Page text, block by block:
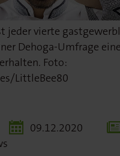
jeder vierte
Dehoga-Umfrage eine
Foto:
LittleBee80
09.12.2020